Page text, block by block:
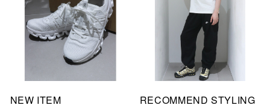
NEW ITEM RECOMMEND STYLING